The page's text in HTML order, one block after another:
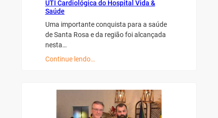
UTI Cardiológica do Hospital Vida &
Saúde
Uma importante conquista para a saúde
de Santa Rosa e da região foi alcançada
nesta…
Continue lendo…